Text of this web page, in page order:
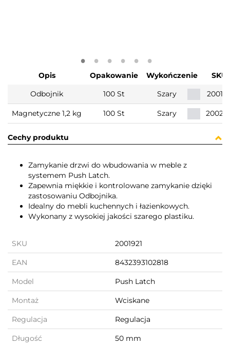
Opis Opakowanie Wykończenie
SKU
Odbojnik
100 St Szary
Magnetyczne 1,2 kg 100 St Szary
Cechy produktu
Zamykanie drzwi do wbudowania w meble z
systemem Push Latch.
Zapewnia miękkie i kontrolowane zamykanie dzięki
zastosowaniu Odbojnika.
Idealny do mebli kuchennych i łazienkowych.
Wykonany z wysokiej jakości szarego plastiku.
SKU 2001921
EAN 8432393102818
Model Push Latch
Montaż Wciskane
Regulacja Regulacja
Długość 50 mm